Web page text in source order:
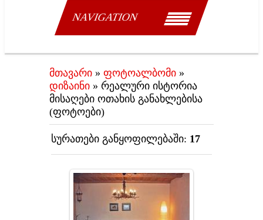
NAVIGATION
მთავარი » ფოტოალბომი »
დიზაინი » რეალური ისტორია
მისაღები ოთახის განახლებისა
(ფოტოები)
სურათები განყოფილებაში: 17
05.01.2016